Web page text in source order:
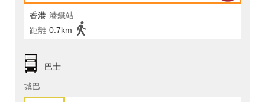
香港 港鐵站
距離 0.7km
巴士
城巴